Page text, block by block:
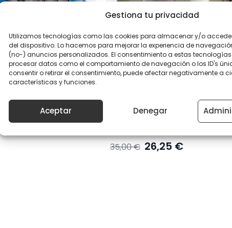
Gestiona tu privacidad
Utilizamos tecnologías como las cookies para almacenar y/o
del dispositivo. Lo hacemos para mejorar la experiencia de
(no-) anuncios personalizados. El consentimiento a estas
procesar datos como el comportamiento de navegación o los ID's
consentir o retirar el consentimiento, puede afectar negativamente a
características y funciones.
Aceptar Denegar
Quick Grinder V3 Champán –
€El
precio
26,25€El
precio